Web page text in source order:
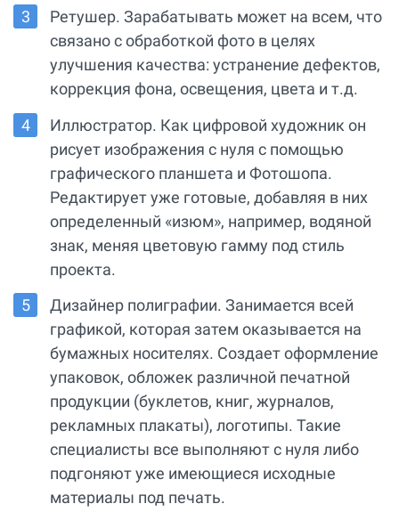
Ретушер. Зарабатывать может на всем, что
связано с обработкой фото в целях
улучшения качества: устранение дефектов,
коррекция фона, освещения, цвета и т.д.
Иллюстратор. Как цифровой художник он
рисует изображения с нуля с помощью
графического планшета и Фотошопа.
Редактирует уже готовые, добавляя в них
определенный «изюм», например, водяной
знак, меняя цветовую гамму под стиль
проекта.
Дизайнер полиграфии. Занимается всей
графикой, которая затем оказывается на
бумажных носителях. Создает оформление
упаковок, обложек различной печатной
продукции (буклетов, книг, журналов,
рекламных плакаты), логотипы. Такие
специалисты все выполняют с нуля либо
подгоняют уже имеющиеся исходные
материалы под печать.